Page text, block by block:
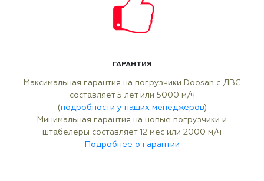
ГАРАНТИЯ
Максимальная гарантия на погрузчики Doosan с ДВС
составляет 5 лет или 5000 м/ч
(подробности у наших менеджеров)
Минимальная гарантия на новые погрузчики и
штабелеры составляет 12 мес или 2000 м/ч
Подробнее о гарантии